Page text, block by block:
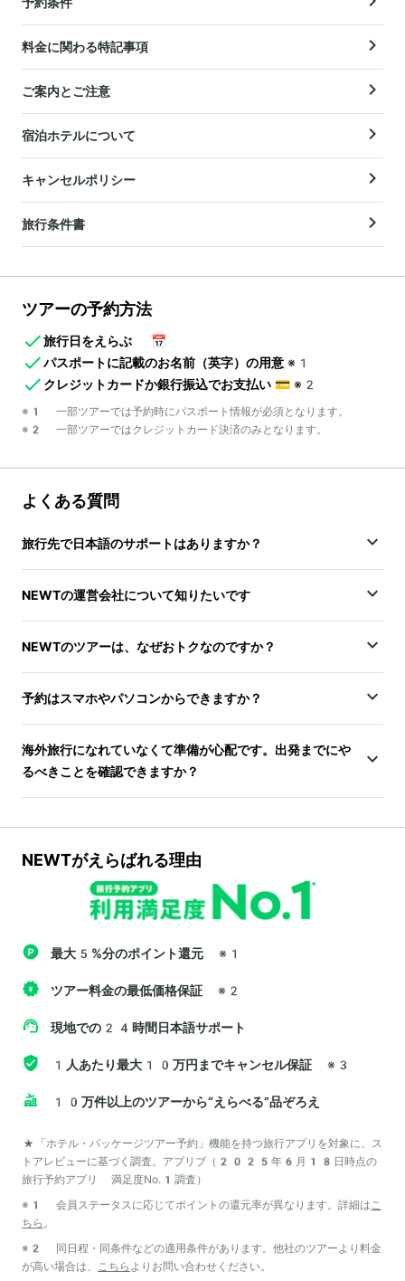
料金に関わる特記事項
ご案内とご注意
宿泊ホテルについて
キャンセルポリシー
旅行条件書
ツアーの予約方法
旅行日をえらぶ
📅
パスポートに記載のお名前（英字）の用意 ※1
クレジットカードか銀行振込でお支払い 💳 ※2
※1 一部ツアーでは予約時にパスポート情報が必須となります。
※2 一部ツアーではクレジットカード決済のみとなります。
よくある質問
旅行先で日本語のサポートはありますか？
NEWTの運営会社について知りたいです
NEWTのツアーは、なぜおトクなのですか？
予約はスマホやパソコンからできますか？
海外旅行になれていなくて準備が心配です。出発までにや
るべきことを確認できますか？
NEWTがえらばれる理由
最大5%分のポイント還元 ※1
ツアー料金の最低価格保証 ※2
現地での24時間日本語サポート
1人あたり最大10万円までキャンセル保証 ※3
10万件以上のツアーから“えらべる”品ぞろえ
*「ホテル・パッケージツアー予約」機能を持つ旅行アプリを対象に、ス
トアレビューに基づく調査。アプリブ（2025年6月18日時点の
旅行予約アプリ 満足度No.1調査）
※1 会員ステータスに応じてポイントの還元率が異なります。詳細はこ
ちら 。
※2 同日程・同条件などの適用条件があります。他社のツアーより料金
が高い場合は、 こちら よりお問い合わせください。